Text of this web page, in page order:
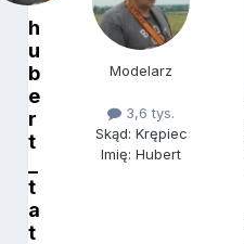
h
u
b
e
r
t
t
a
t
Modelarz
3,6 tys.
Skąd: Krępiec
Imię: Hubert